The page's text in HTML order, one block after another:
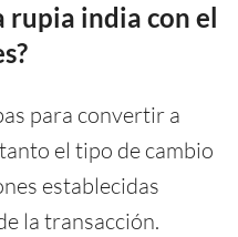
rupia india con el
para convertir a
el tipo de cambio
establecidas
la transacción.